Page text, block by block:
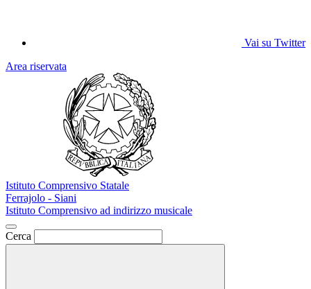
Vai su Twitter
Area riservata
Istituto Comprensivo Statale
Ferrajolo - Siani
Istituto Comprensivo ad indirizzo musicale
Cerca